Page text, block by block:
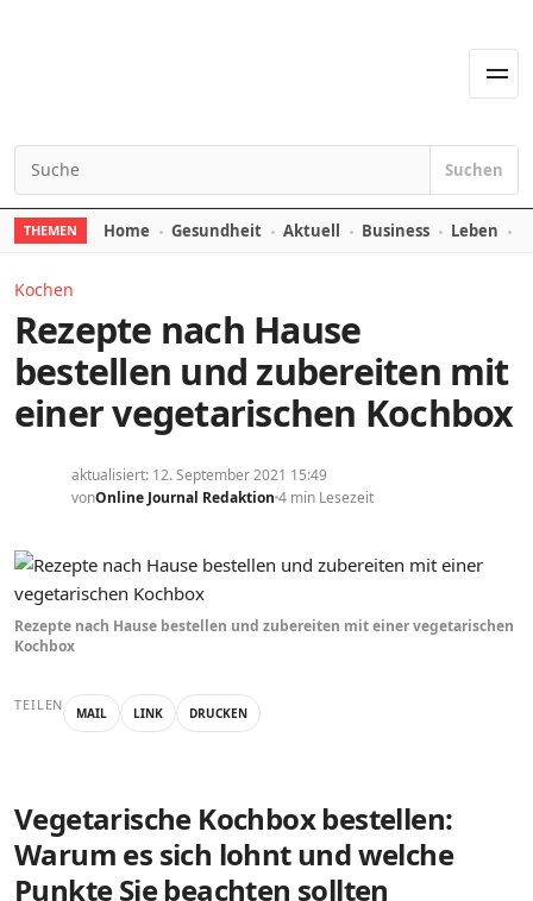
Suchen nach:
Suchen
THEMEN Home Gesundheit Aktuell Business Leben
Kochen
Rezepte nach Hause
bestellen und zubereiten mit
einer vegetarischen Kochbox
aktualisiert: 12. September 2021 15:49
vonOnline Journal Redaktion 4 min Lesezeit
Rezepte nach Hause bestellen und zubereiten mit einer vegetarischen
Kochbox
TEILEN MAIL LINK DRUCKEN
Vegetarische Kochbox bestellen:
Warum es sich lohnt und welche
Punkte Sie beachten sollten